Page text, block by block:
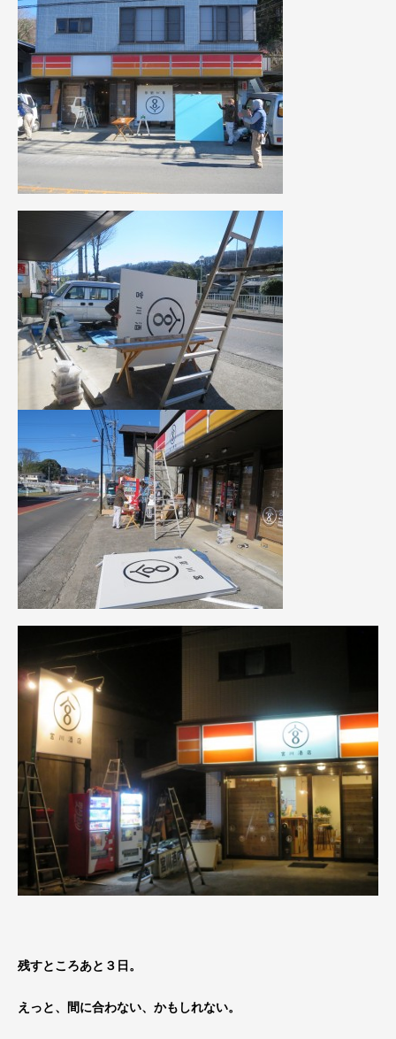
残すところあと３日。
えっと、間に合わない、かもしれない。